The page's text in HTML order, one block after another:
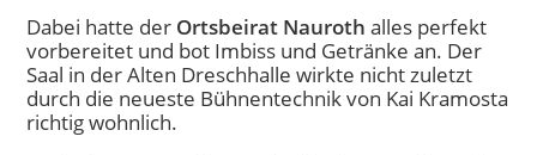
Dabei hatte der Ortsbeirat Nauroth alles perfekt
vorbereitet und bot Imbiss und Getränke an. Der
Saal in der Alten Dreschhalle wirkte nicht zuletzt
durch die neueste Bühnentechnik von Kai Kramosta
richtig wohnlich.